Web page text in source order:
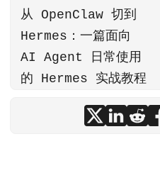
从 OpenClaw 切到
Hermes：一篇面向
AI Agent 日常使用
的 Hermes 实战教程